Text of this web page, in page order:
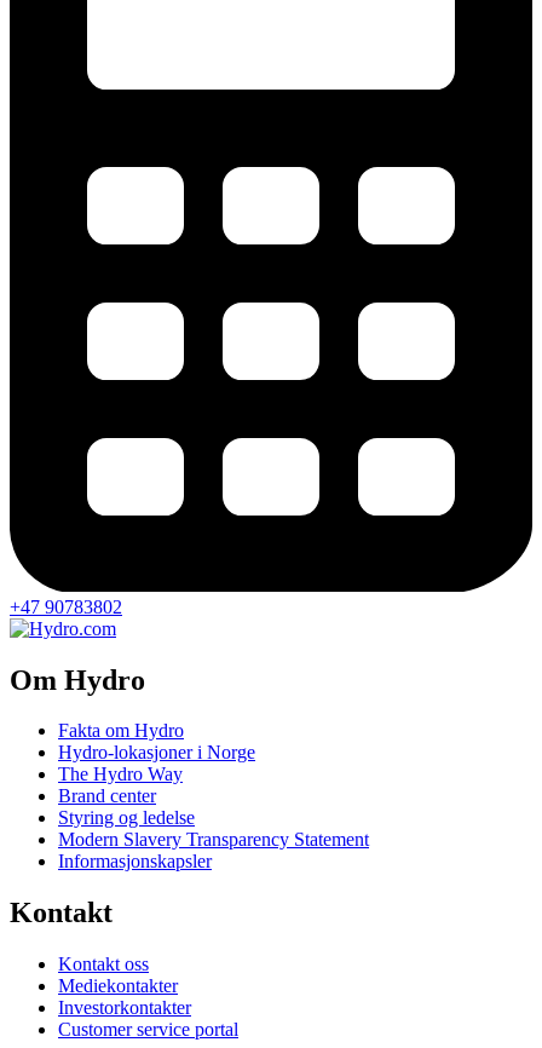
+47 90783802
Om Hydro
Fakta om Hydro
Hydro-lokasjoner i Norge
The Hydro Way
Brand center
Styring og ledelse
Modern Slavery Transparency Statement
Informasjonskapsler
Kontakt
Kontakt oss
Mediekontakter
Investorkontakter
Customer service portal